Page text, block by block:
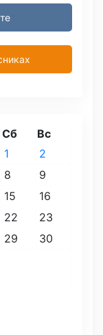
Сб Вс
1
2
8
9
15
16
22
23
29
30